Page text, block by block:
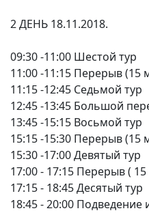
2 ДЕНЬ 18.11.2018.
09:30 -11:00 Шестой тур
11:00 -11:15 Перерыв (15
11:15 -12:45 Седьмой тур
12:45 -13:45 Большой
13:45 -15:15 Восьмой тур
15:15 -15:30 Перерыв (15
15:30 -17:00 Девятый тур
17:00 - 17:15 Перерыв (
17:15 - 18:45 Десятый тур
18:45 - 20:00 Подведение